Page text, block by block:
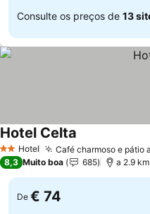
Consulte os preços de 13
2 Estrelas
Hotel Café charmoso e pátio
Hotel Celta
8,3 Muito boa 685 a 2.9
De € 74